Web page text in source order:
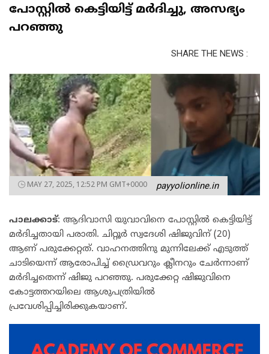
പോസ്റ്റിൽ കെട്ടിയിട്ട് മർദിച്ചു, അസഭ്യം
പറഞ്ഞു
SHARE THE NEWS :
MAY 27, 2025, 12:52 PM GMT+0000 payyolionline.in
പാലക്കാട്: ആദിവാസി യുവാവിനെ പോസ്റ്റിൽ കെട്ടിയിട്ട്
മർദിച്ചതായി പരാതി. ചിറ്റൂർ സ്വദേശി ഷിജുവിന് (20)
ആണ് പരുക്കേറ്റത്. വാഹനത്തിനു മുന്നിലേക്ക് എടുത്ത്
ചാടിയെന്ന് ആരോപിച്ച് ഡ്രൈവറും ക്ലീനറും ചേർന്നാണ്
മർദിച്ചതെന്ന് ഷിജു പറഞ്ഞു. പരുക്കേറ്റ ഷിജുവിനെ
കോട്ടത്തറയിലെ ആശുപത്രിയിൽ
പ്രവേശിപ്പിച്ചിരിക്കുകയാണ്.